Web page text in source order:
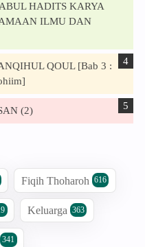
HADITS KARYA
ILMU DAN
QOUL [Bab 3 :
(2)
Fiqih Thoharoh 616
Keluarga 363
341